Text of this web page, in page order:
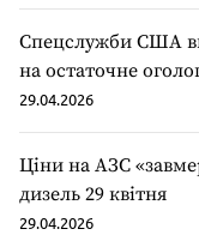
Спецслужби США
на остаточне
29.04.2026
Ціни на АЗС
дизель 29 квітня
29.04.2026